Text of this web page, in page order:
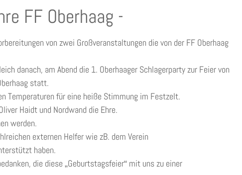
von zwei Großveranstaltungen die von der FF Oberhaag
danach, am Abend die 1. Oberhaager Schlagerparty zur Feier von
statt.
Temperaturen für eine heiße Stimmung im Festzelt.
Haidt und Nordwand die Ehre.
werden.
externen Helfer wie zB. dem Verein
haben.
die diese „Geburtstagsfeier“ mit uns zu einer
FF Oberhaag -